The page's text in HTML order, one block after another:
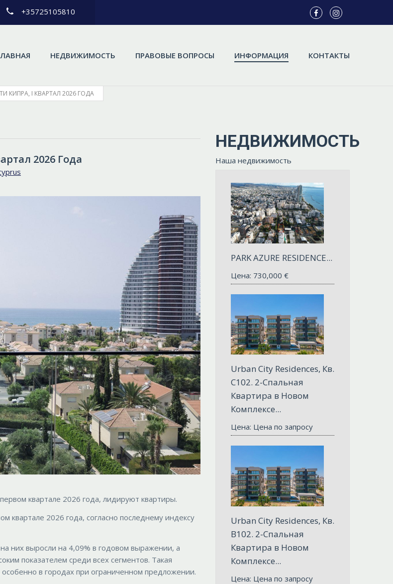
+35725105810
НЕДВИЖИМОСТЬ ПРАВОВЫЕ ВОПРОСЫ ИНФОРМАЦИЯ КОНТАКТЫ
КИПРА, I КВАРТАЛ 2026 ГОДА
2026 Года
квартале 2026 года, лидируют квартиры.
квартале 2026 года, согласно последнему индексу
них выросли на 4,09% в годовом выражении, а
показателем среди всех сегментов. Такая
в городах при ограниченном предложении.
НЕДВИЖИМОСТЬ
Наша недвижимость
PARK AZURE RESIDENCE...
Цена: 730,000 €
Urban City Residences, Кв.
С102. 2-Спальная
Квартира в Новом
Комплексе...
Цена: Цена по запросу
Urban City Residences, Кв.
B102. 2-Спальная
Квартира в Новом
Комплексе...
Цена: Цена по запросу